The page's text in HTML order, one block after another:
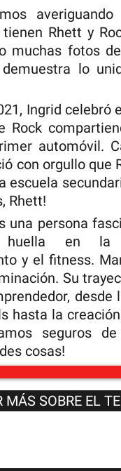
averiguando
Rhett y
muchas fotos
lo
Ingrid celebró
Rock
automóvil.
con orgullo que
escuela
Rhett!
una persona
huella en la
y el fitness.
Su
desde
hasta la
seguros
cosas!
MÁS SOBRE EL